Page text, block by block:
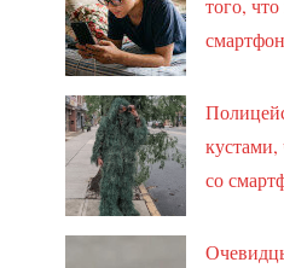
кустами,
со